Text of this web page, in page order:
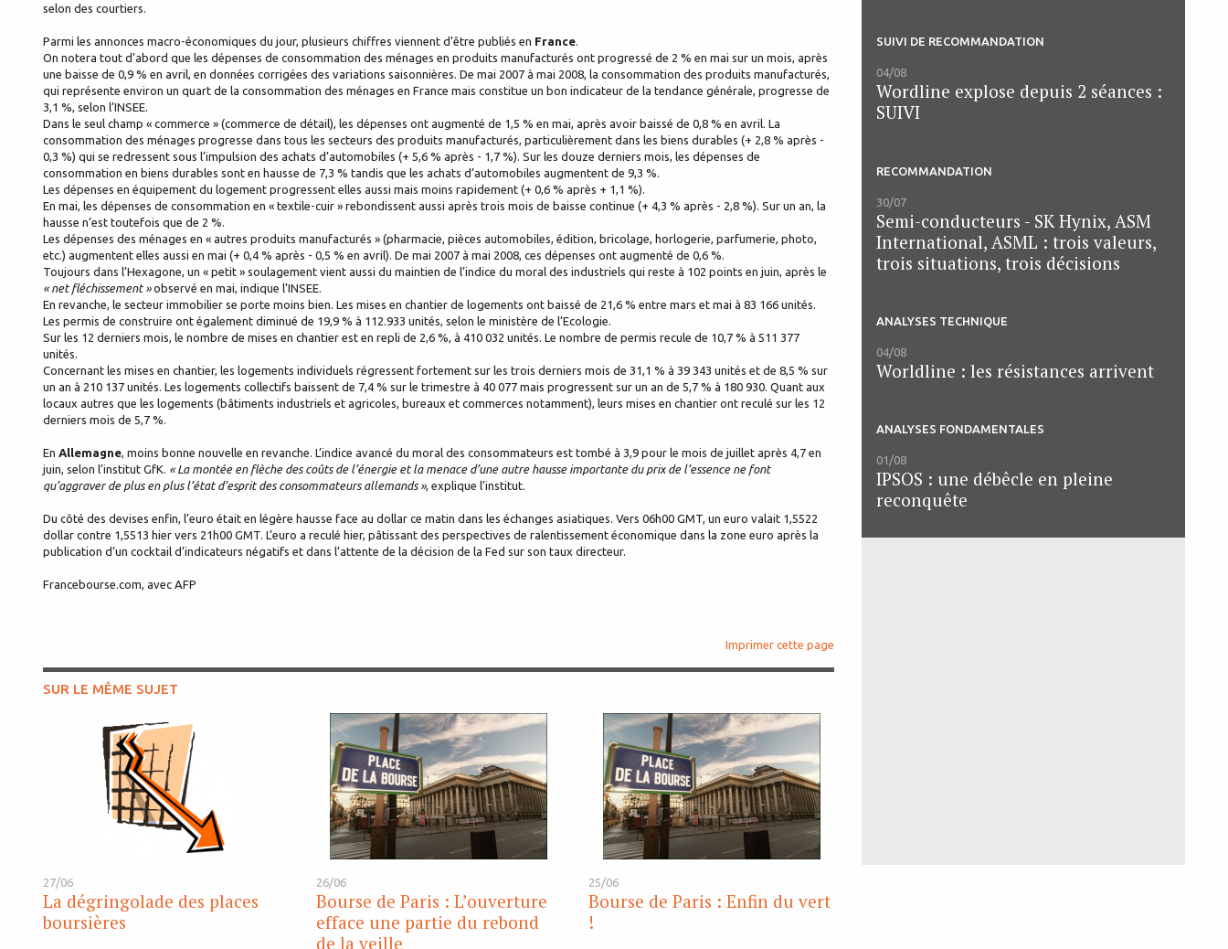
selon des courtiers.
Parmi les annonces macro-économiques du jour, plusieurs chiffres viennent d’être publiés en France.
On notera tout d’abord que les dépenses de consommation des ménages en produits manufacturés ont progressé de 2 % en mai sur un mois, après
une baisse de 0,9 % en avril, en données corrigées des variations saisonnières. De mai 2007 à mai 2008, la consommation des produits manufacturés,
qui représente environ un quart de la consommation des ménages en France mais constitue un bon indicateur de la tendance générale, progresse de
3,1 %, selon l’INSEE.
Dans le seul champ « commerce » (commerce de détail), les dépenses ont augmenté de 1,5 % en mai, après avoir baissé de 0,8 % en avril. La
consommation des ménages progresse dans tous les secteurs des produits manufacturés, particulièrement dans les biens durables (+ 2,8 % après -
0,3 %) qui se redressent sous l’impulsion des achats d’automobiles (+ 5,6 % après - 1,7 %). Sur les douze derniers mois, les dépenses de
consommation en biens durables sont en hausse de 7,3 % tandis que les achats d’automobiles augmentent de 9,3 %.
Les dépenses en équipement du logement progressent elles aussi mais moins rapidement (+ 0,6 % après + 1,1 %).
En mai, les dépenses de consommation en « textile-cuir » rebondissent aussi après trois mois de baisse continue (+ 4,3 % après - 2,8 %). Sur un an, la
hausse n’est toutefois que de 2 %.
Les dépenses des ménages en « autres produits manufacturés » (pharmacie, pièces automobiles, édition, bricolage, horlogerie, parfumerie, photo,
etc.) augmentent elles aussi en mai (+ 0,4 % après - 0,5 % en avril). De mai 2007 à mai 2008, ces dépenses ont augmenté de 0,6 %.
Toujours dans l’Hexagone, un « petit » soulagement vient aussi du maintien de l’indice du moral des industriels qui reste à 102 points en juin, après le
« net fléchissement »observé en mai, indique l’INSEE.
En revanche, le secteur immobilier se porte moins bien. Les mises en chantier de logements ont baissé de 21,6 % entre mars et mai à 83 166 unités.
Les permis de construire ont également diminué de 19,9 % à 112.933 unités, selon le ministère de l’Ecologie.
Sur les 12 derniers mois, le nombre de mises en chantier est en repli de 2,6 %, à 410 032 unités. Le nombre de permis recule de 10,7 % à 511 377
unités.
Concernant les mises en chantier, les logements individuels régressent fortement sur les trois derniers mois de 31,1 % à 39 343 unités et de 8,5 % sur
un an à 210 137 unités. Les logements collectifs baissent de 7,4 % sur le trimestre à 40 077 mais progressent sur un an de 5,7 % à 180 930. Quant aux
locaux autres que les logements (bâtiments industriels et agricoles, bureaux et commerces notamment), leurs mises en chantier ont reculé sur les 12
derniers mois de 5,7 %.
En Allemagne, moins bonne nouvelle en revanche. L’indice avancé du moral des consommateurs est tombé à 3,9 pour le mois de juillet après 4,7 en
juin, selon l’institut GfK. « La montée en flèche des coûts de l’énergie et la menace d’une autre hausse importante du prix de l’essence ne font
qu’aggraver de plus en plus l’état d’esprit des consommateurs allemands », explique l’institut.
Du côté des devises enfin, l’euro était en légère hausse face au dollar ce matin dans les échanges asiatiques. Vers 06h00 GMT, un euro valait 1,5522
dollar contre 1,5513 hier vers 21h00 GMT. L’euro a reculé hier, pâtissant des perspectives de ralentissement économique dans la zone euro après la
publication d’un cocktail d’indicateurs négatifs et dans l’attente de la décision de la Fed sur son taux directeur.
Francebourse.com, avec AFP
Imprimer cette page
SUR LE MÊME SUJET
27/06
La dégringolade des places
boursières
26/06
Bourse de Paris : L’ouverture
efface une partie du rebond
de la veille
25/06
Bourse de Paris : Enfin du vert
!
SUIVI DE RECOMMANDATION
04/08
Wordline explose depuis 2 séances :
SUIVI
RECOMMANDATION
30/07
Semi-conducteurs - SK Hynix, ASM
International, ASML : trois valeurs,
trois situations, trois décisions
ANALYSES TECHNIQUE
04/08
Worldline : les résistances arrivent
ANALYSES FONDAMENTALES
01/08
IPSOS : une débêcle en pleine
reconquête